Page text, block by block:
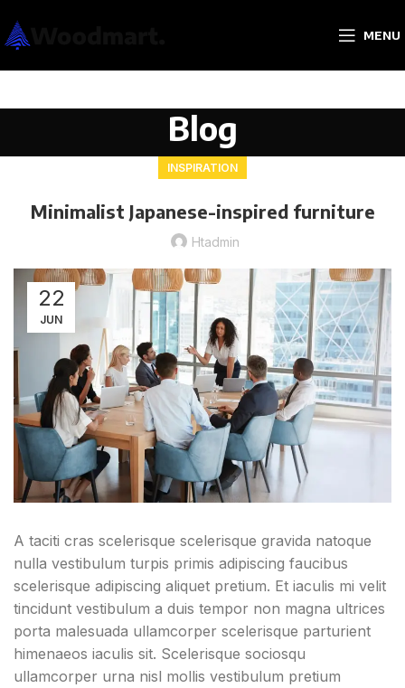
MENU
Blog
INSPIRATION
Minimalist Japanese-inspired furniture
Htadmin
22
JUN
A taciti cras scelerisque scelerisque gravida natoque
nulla vestibulum turpis primis adipiscing faucibus
scelerisque adipiscing aliquet pretium. Et iaculis mi velit
tincidunt vestibulum a duis tempor non magna ultrices
porta malesuada ullamcorper scelerisque parturient
himenaeos iaculis sit. Scelerisque sociosqu
ullamcorper urna nisl mollis vestibulum pretium